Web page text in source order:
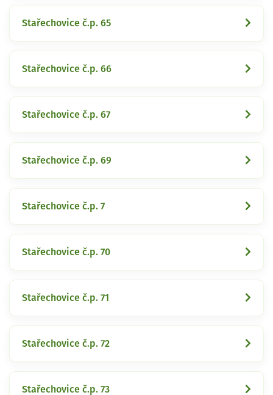
Stařechovice č.p. 65
Stařechovice č.p. 66
Stařechovice č.p. 67
Stařechovice č.p. 69
Stařechovice č.p. 7
Stařechovice č.p. 70
Stařechovice č.p. 71
Stařechovice č.p. 72
Stařechovice č.p. 73